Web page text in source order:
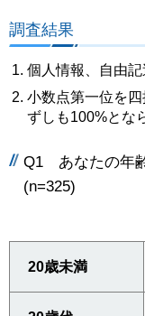
調査結果
個人情報、自由記
小数点第一位を
ずしも100%とな
Q1 あなたの年
(n=325)
20歳未満